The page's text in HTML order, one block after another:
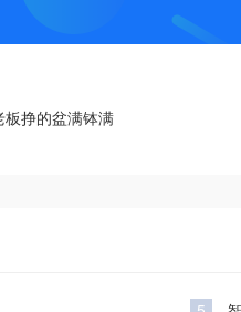
挣的盆满钵满